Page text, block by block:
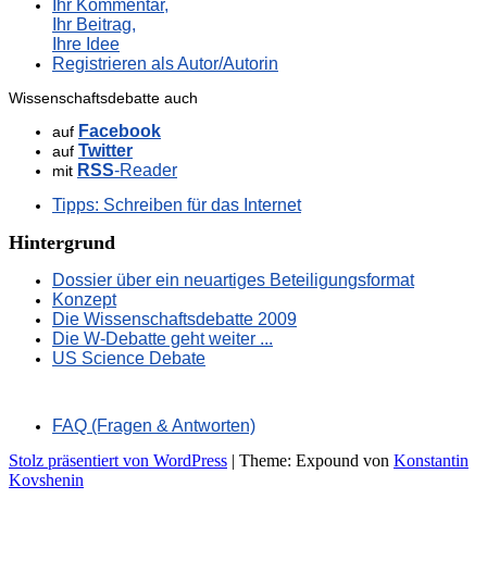
Ihr Kommentar,
Ihr Beitrag,
Ihre Idee
Registrieren als Autor/Autorin
Wissenschaftsdebatte auch
auf Facebook
auf Twitter
mit RSS-Reader
Tipps: Schreiben für das Internet
Hintergrund
Dossier über ein neuartiges Beteiligungsformat
Konzept
Die Wissenschaftsdebatte 2009
Die W-Debatte geht weiter ...
US Science Debate
FAQ (Fragen & Antworten)
Stolz präsentiert von WordPress | Theme: Expound von Konstantin
Kovshenin